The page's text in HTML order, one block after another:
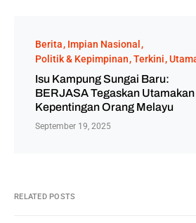
Berita Impian Nasional
Politik & Kepimpinan Terkini
Isu Kampung Sungai Baru:
BERJASA Tegaskan Utamakan
Kepentingan Orang Melayu
September 19, 2025
RELATED POSTS